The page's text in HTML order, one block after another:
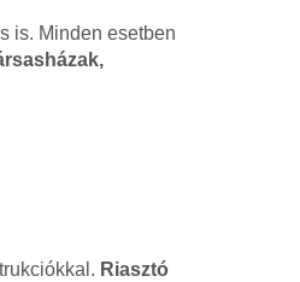
is. Minden esetben
Riasztó